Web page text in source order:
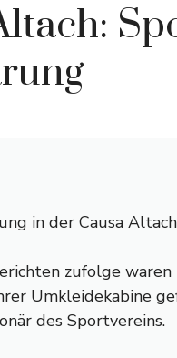
in der Causa
zufolge
Umkleidekabine
des Sportvereins.